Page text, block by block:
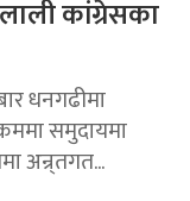
कांग्रेसका
धनगढीमा
समुदायमा
अन्र्तगत...